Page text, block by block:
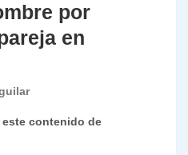
por
en
este contenido de